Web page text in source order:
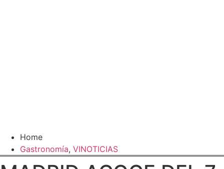
Home
Gastronomía, VINOTICIAS